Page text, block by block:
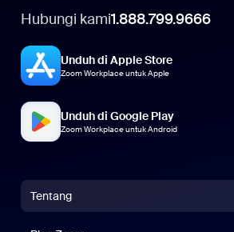
Hubungi kami1.888.799.9666
Unduh di Apple Store
Zoom Workplace untuk Apple
Unduh di Google Play
Zoom Workplace untuk Android
Tentang